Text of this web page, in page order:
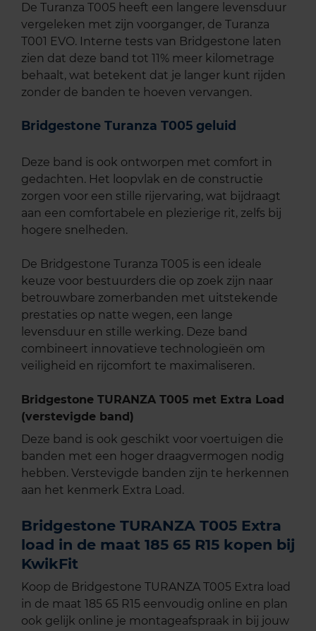
De Turanza T005 heeft een langere levensduur
vergeleken met zijn voorganger, de Turanza
T001 EVO. Interne tests van Bridgestone laten
zien dat deze band tot 11% meer kilometrage
behaalt, wat betekent dat je langer kunt rijden
zonder de banden te hoeven vervangen.
Bridgestone Turanza T005 geluid
Deze band is ook ontworpen met comfort in
gedachten. Het loopvlak en de constructie
zorgen voor een stille rijervaring, wat bijdraagt
aan een comfortabele en plezierige rit, zelfs bij
hogere snelheden.
De Bridgestone Turanza T005 is een ideale
keuze voor bestuurders die op zoek zijn naar
betrouwbare zomerbanden met uitstekende
prestaties op natte wegen, een lange
levensduur en stille werking. Deze band
combineert innovatieve technologieën om
veiligheid en rijcomfort te maximaliseren.
Bridgestone TURANZA T005 met Extra Load
(verstevigde band)
Deze band is ook geschikt voor voertuigen die
banden met een hoger draagvermogen nodig
hebben. Verstevigde banden zijn te herkennen
aan het kenmerk Extra Load.
Bridgestone TURANZA T005 Extra
load in de maat 185 65 R15 kopen bij
KwikFit
Koop de Bridgestone TURANZA T005 Extra load
in de maat 185 65 R15 eenvoudig online en plan
ook gelijk online je montageafspraak in bij jouw